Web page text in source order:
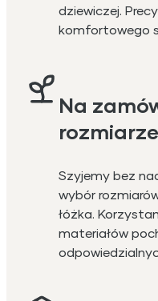
dziewiczej.
komfortowego
Na
rozmiarze
Szyjemy bez
wybór
łóżka.
materiałów